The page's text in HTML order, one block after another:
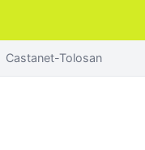
Castanet-Tolosan